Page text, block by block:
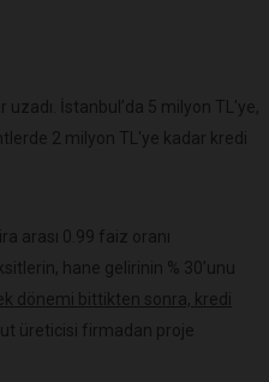
İstanbul’da 5 milyon TL'ye,
2 milyon TL'ye kadar kredi
arası 0.99 faiz oranı
hane gelirinin % 30’unu
dönemi bittikten sonra, kredi
üreticisi firmadan proje